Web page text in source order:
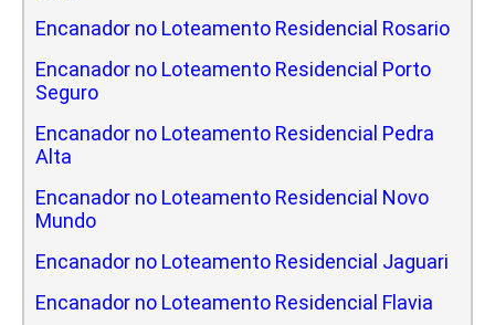
Encanador no Loteamento Residencial Rosario
Encanador no Loteamento Residencial Porto
Seguro
Encanador no Loteamento Residencial Pedra
Alta
Encanador no Loteamento Residencial Novo
Mundo
Encanador no Loteamento Residencial Jaguari
Encanador no Loteamento Residencial Flavia